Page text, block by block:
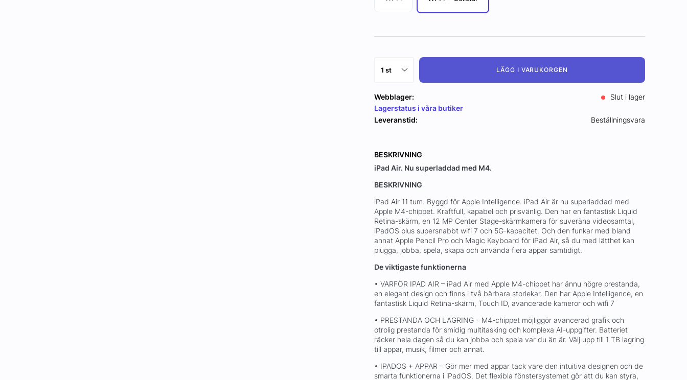
LÄGG I VARUKORGEN
Webblager:
Slut i lager
Lagerstatus i våra butiker
Leveranstid:
Beställningsvara
BESKRIVNING
iPad Air. Nu superladdad med M4.
BESKRIVNING
iPad Air 11 tum. Byggd för Apple Intelligence. iPad Air är nu superladdad med
Apple M4-chippet. Kraftfull, kapabel och prisvänlig. Den har en fantastisk Liquid
Retina-skärm, en 12 MP Center Stage-skärmkamera för suveräna videosamtal,
iPadOS plus supersnabbt wifi 7 och 5G-kapacitet. Och den funkar med bland
annat Apple Pencil Pro och Magic Keyboard för iPad Air, så du med lätthet kan
plugga, jobba, spela, skapa och använda flera appar samtidigt.
De viktigaste funktionerna
• VARFÖR IPAD AIR – iPad Air med Apple M4-chippet har ännu högre prestanda,
en elegant design och finns i två bärbara storlekar. Den har Apple Intelligence, en
fantastisk Liquid Retina-skärm, Touch ID, avancerade kameror och wifi 7
• PRESTANDA OCH LAGRING – M4-chippet möjliggör avancerad grafik och
otrolig prestanda för smidig multitasking och komplexa AI-uppgifter. Batteriet
räcker hela dagen så du kan jobba och spela var du än är. Välj upp till 1 TB lagring
till appar, musik, filmer och annat.
• IPADOS + APPAR – Gör mer med appar tack vare den intuitiva designen och de
smarta funktionerna i iPadOS. Det flexibla fönstersystemet gör att du kan styra,